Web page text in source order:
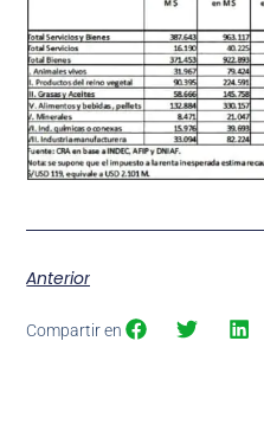
Anterior
Compartir en